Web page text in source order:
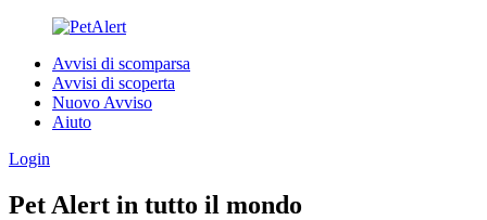
Avvisi di scomparsa
Avvisi di scoperta
Nuovo Avviso
Aiuto
Login
Pet Alert in tutto il mondo